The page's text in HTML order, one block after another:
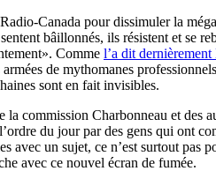
Canada pour dissimuler la
bâillonnés, ils résistent et se
Comme l’a dit
de mythomanes
sont en fait invisibles.
commission Charbonneau et des
du jour par des gens qui ont
avec un sujet, ce n’est surtout
avec ce nouvel écran de fumée.